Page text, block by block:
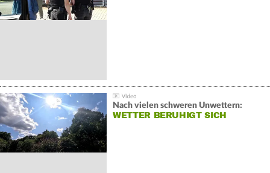
Nach vielen schweren Unwettern:
WETTER BERUHIGT SICH